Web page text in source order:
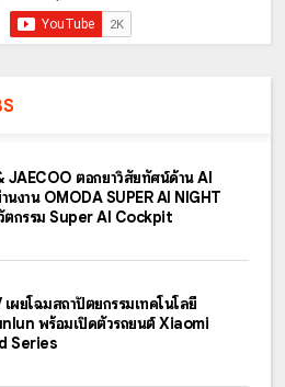
JAECOO ตอกย้ำวิสัยทัศน์ด้าน AI
งาน OMODA SUPER AI NIGHT
ตกรรม Super AI Cockpit
ผยโฉมสถาปัตยกรรมเทคโนโลยี
พร้อมเปิดตัวรถยนต์ Xiaomi
Series